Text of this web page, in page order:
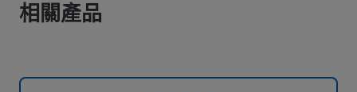
相關產品